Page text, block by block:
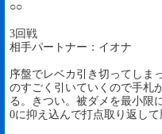
○○
3回戦
相手パートナー：イオナ
序盤でレベカ引き切ってしま
のすごく引いていくので手札
る。きつい。被ダメを最小限
0に抑え込んで打点取り返して